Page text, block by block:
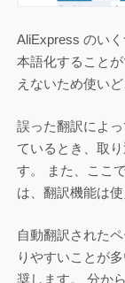
AliExpress のい
本語化すること
えないため使い
誤った翻訳によ
ているとき、取
す。 また、ここ
は、翻訳機能は使
自動翻訳された
りやすいことが
奨します。 分か